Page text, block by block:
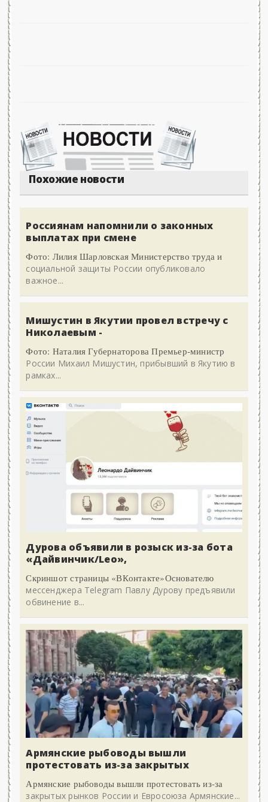
Похожие новости
Россиянам напомнили о законных
выплатах при смене
Фото: Лилия Шарловская Министерство труда и
социальной защиты России опубликовало
важное...
Мишустин в Якутии провел встречу с
Николаевым -
Фото: Наталия Губернаторова Премьер-министр
России Михаил Мишустин, прибывший в Якутию в
рамках...
Дурова объявили в розыск из-за бота
«Дайвинчик/Leo»,
Скриншот страницы «ВКонтакте»Основателю
мессенджера Telegram Павлу Дурову предъявили
обвинение в...
Армянские рыбоводы вышли
протестовать из-за закрытых
Армянские рыбоводы вышли протестовать из-за
закрытых рынков России и Евросоюза Армянские...